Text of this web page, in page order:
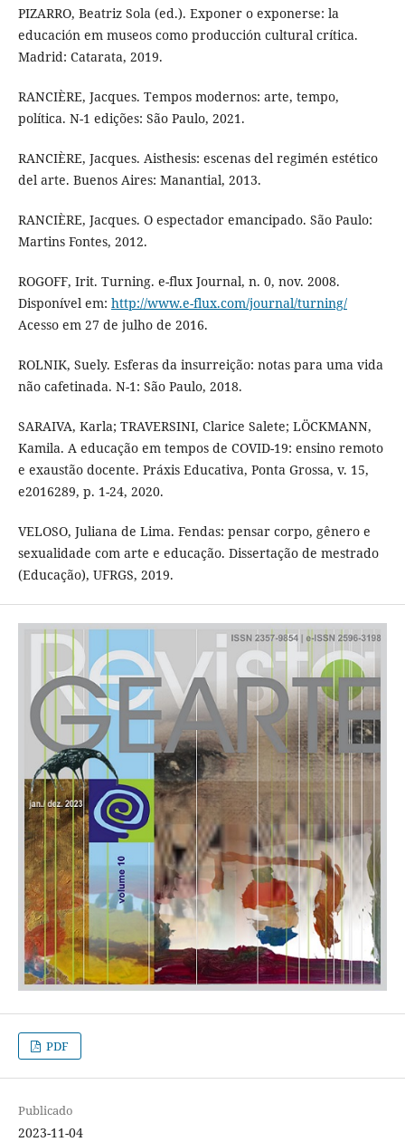
PIZARRO, Beatriz Sola (ed.). Exponer o exponerse: la
educación em museos como producción cultural crítica.
Madrid: Catarata, 2019.
RANCIÈRE, Jacques. Tempos modernos: arte, tempo,
política. N-1 edições: São Paulo, 2021.
RANCIÈRE, Jacques. Aisthesis: escenas del regimén estético
del arte. Buenos Aires: Manantial, 2013.
RANCIÈRE, Jacques. O espectador emancipado. São Paulo:
Martins Fontes, 2012.
ROGOFF, Irit. Turning. e-flux Journal, n. 0, nov. 2008.
Disponível em: http://www.e-flux.com/journal/turning/
Acesso em 27 de julho de 2016.
ROLNIK, Suely. Esferas da insurreição: notas para uma vida
não cafetinada. N-1: São Paulo, 2018.
SARAIVA, Karla; TRAVERSINI, Clarice Salete; LÖCKMANN,
Kamila. A educação em tempos de COVID-19: ensino remoto
e exaustão docente. Práxis Educativa, Ponta Grossa, v. 15,
e2016289, p. 1-24, 2020.
VELOSO, Juliana de Lima. Fendas: pensar corpo, gênero e
sexualidade com arte e educação. Dissertação de mestrado
(Educação), UFRGS, 2019.
PDF
Publicado
2023-11-04